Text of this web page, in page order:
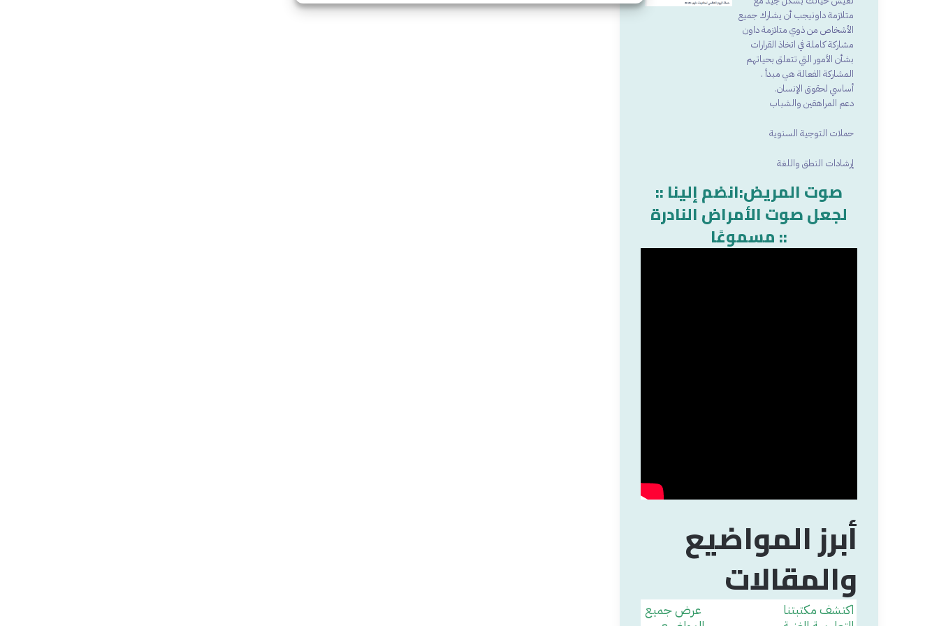
متلازمة داونيجب أن يشارك جميع
الأشخاص من ذوي متلازمة داون
مشاركة كاملة في اتخاذ القرارات
بشأن الأمور التي تتعلق بحياتهم
المشاركة الفعالة هي مبدأ .
أساسي لحقوق الإنسان.
دعم المراهقين والشباب
حملات التوجية السنوية
إرشادات النطق واللغة
:: صوت المريض:انضم إلينا
لجعل صوت الأمراض النادرة
مسموعًا ::
أبرز المواضيع
والمقالات
عرض جميع
اكتشف مكتبتنا